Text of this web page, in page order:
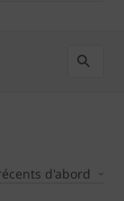
d'abord